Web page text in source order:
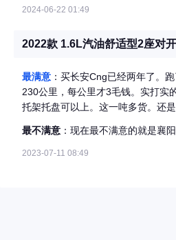
步毫不吃力，市区频繁启停也不会
115L同级最大双气罐，加满一次纯
器”。 外观是实用耐看的商用车设计，车身线条硬朗，4800×1680×1990mm的尺寸兼顾装载与城市通行，不限高不
挑路。钣金做工扎实，10万公里下来没
哨，标配ABS+EBD保障行车安全
使用便捷，5.98万起的价格搭配可靠品质，性价比直接拉满。 如
和高可靠性，长安星V7天然气版闭
2024-06-22 01:49
2022款 1.6L汽油舒适型2座对
最满意 ：买长安Cng已经两年了。
230公里，每公里才3毛钱。实打实
托架托盘可以上。这一吨多货。还
便。
最不满意 ：现在最不满意的就是襄
2023-07-11 08:49